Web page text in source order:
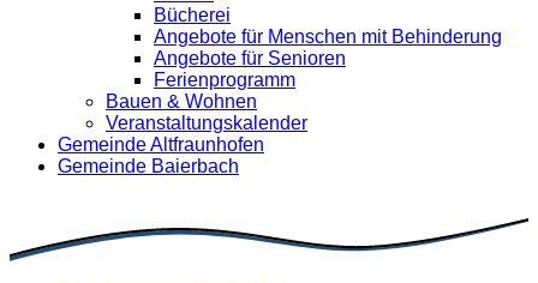
Bücherei
Angebote für Menschen mit Behinderung
Angebote für Senioren
Ferienprogramm
Bauen & Wohnen
Veranstaltungskalender
Gemeinde Altfraunhofen
Gemeinde Baierbach